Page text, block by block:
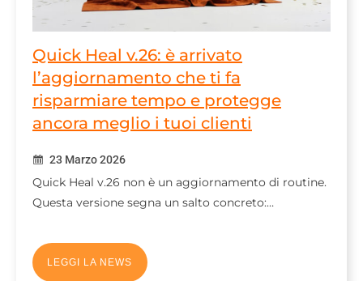
Quick Heal v.26: è arrivato
l’aggiornamento che ti fa
risparmiare tempo e protegge
ancora meglio i tuoi clienti
23 Marzo 2026
Quick Heal v.26 non è un aggiornamento di routine.
Questa versione segna un salto concreto:…
LEGGI LA NEWS